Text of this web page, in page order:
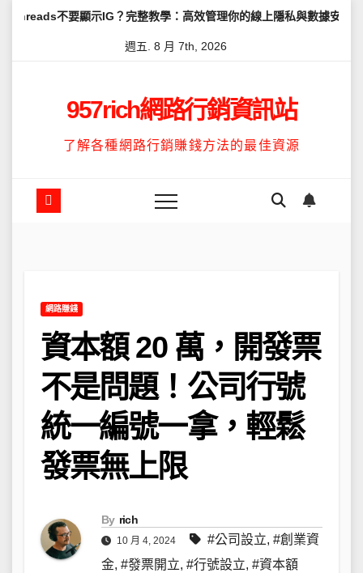
IG？完整教學：高效管理你的線上隱私與數據安全 怎麼讓
週五. 8 月 7th, 2026
957rich網路行銷資訊站
了解各種網路行銷賺錢方法的最佳資源
網路賺錢
資本額 20 萬，開發票
不是問題！公司行號
統一編號一拿，輕鬆
發票無上限
By rich
10 月 4, 2024 #公司設立, #創業資
金, #發票開立, #行號設立, #資本額